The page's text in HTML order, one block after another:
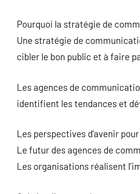
Pourquoi la stratégie de
Une stratégie de
cibler le bon public et à faire
Les agences de
identifient les tendances et
Les perspectives d’avenir
Le futur des agences de
Les organisations réalisent